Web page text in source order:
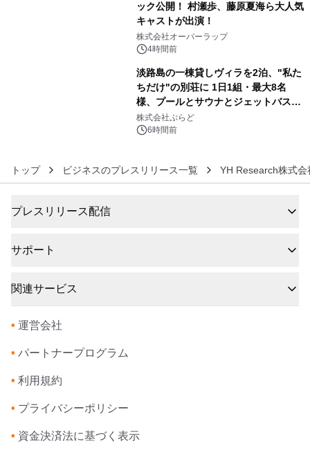
ック公開！ 村瀬歩、藤原夏海ら大人気
キャストが出演！
株式会社オーバーラップ
4時間前
淡路島の一棟貸しヴィラを2泊、"私た
ちだけ"の別荘に 1日1組・最大8名
様、プールとサウナとジェットバス付
きで Villa Mon Temps AWAJIの連泊
素泊りプラン
株式会社ぷらど
6時間前
トップ ビジネスのプレスリリース一覧 YH Research株式会
プレスリリース配信
サポート
関連サービス
• 運営会社
• パートナープログラム
• 利用規約
• プライバシーポリシー
• 資金決済法に基づく表示